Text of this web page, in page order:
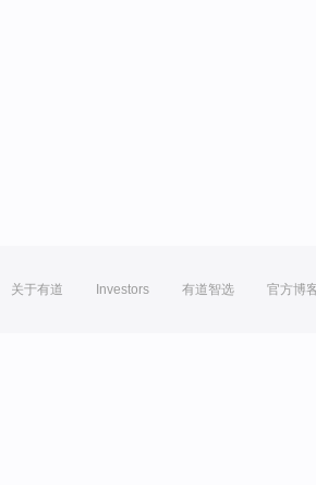
关于有道 Investors 有道智选 官方博